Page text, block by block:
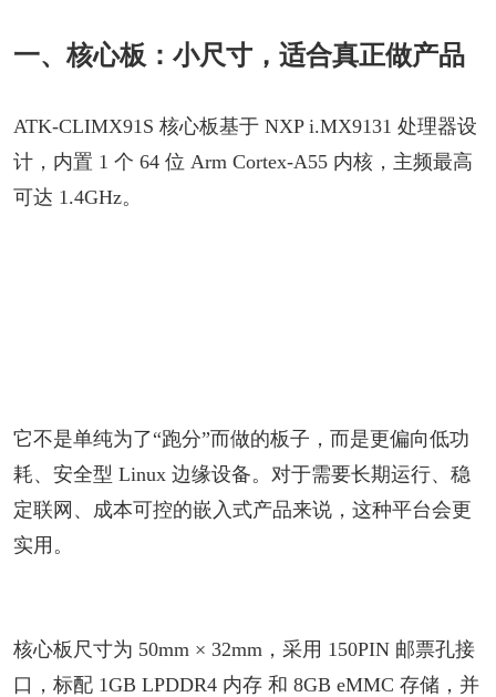
一、核心板：小尺寸，适合真正做产品
ATK-CLIMX91S 核心板基于 NXP i.MX9131 处理器设
计，内置 1 个 64 位 Arm Cortex-A55 内核，主频最高
可达 1.4GHz。
它不是单纯为了“跑分”而做的板子，而是更偏向低功
耗、安全型 Linux 边缘设备。对于需要长期运行、稳
定联网、成本可控的嵌入式产品来说，这种平台会更
实用。
核心板尺寸为 50mm × 32mm，采用 150PIN 邮票孔接
口，标配 1GB LPDDR4 内存 和 8GB eMMC 存储，并